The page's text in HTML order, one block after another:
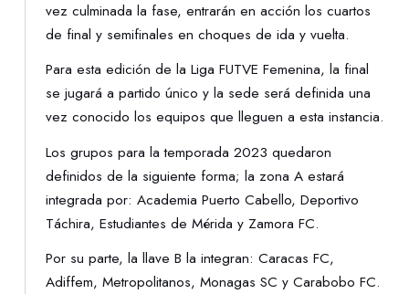
vez culminada la fase, entrarán en acción los cuartos
de final y semifinales en choques de ida y vuelta.
Para esta edición de la Liga FUTVE Femenina, la final
se jugará a partido único y la sede será definida una
vez conocido los equipos que lleguen a esta instancia.
Los grupos para la temporada 2023 quedaron
definidos de la siguiente forma; la zona A estará
integrada por: Academia Puerto Cabello, Deportivo
Táchira, Estudiantes de Mérida y Zamora FC.
Por su parte, la llave B la integran: Caracas FC,
Adiffem, Metropolitanos, Monagas SC y Carabobo FC.